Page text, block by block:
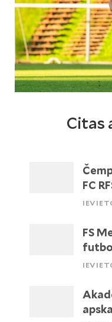
Citas
FC
FS